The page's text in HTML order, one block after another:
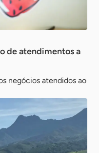
de atendimentos a
negócios atendidos ao